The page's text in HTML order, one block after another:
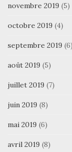
novembre 2019 (5)
octobre 2019 (4)
septembre 2019 (6)
août 2019 (5)
juillet 2019 (7)
juin 2019 (8)
mai 2019 (6)
avril 2019 (8)